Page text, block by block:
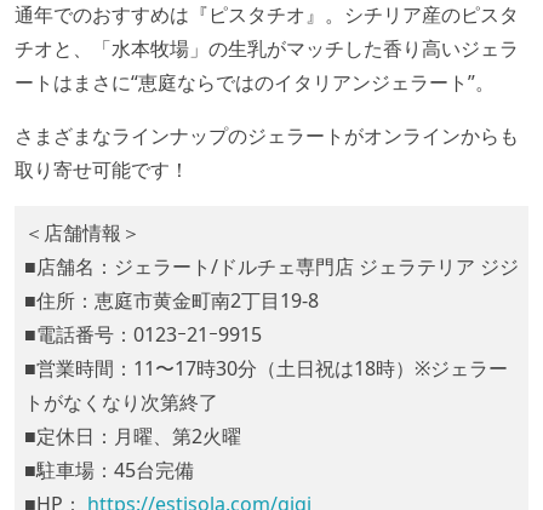
通年でのおすすめは『ピスタチオ』。シチリア産のピスタ
チオと、「水本牧場」の生乳がマッチした香り高いジェラ
ートはまさに“恵庭ならではのイタリアンジェラート”。
さまざまなラインナップのジェラートがオンラインからも
取り寄せ可能です！
＜店舗情報＞
■店舗名：ジェラート/ドルチェ専門店 ジェラテリア ジジ
■住所：恵庭市黄金町南2丁目19-8
■電話番号：0123ｰ21ｰ9915
■営業時間：11〜17時30分（土日祝は18時）※ジェラー
トがなくなり次第終了
■定休日：月曜、第2火曜
■駐車場：45台完備
■HP： https://estisola.com/gigi